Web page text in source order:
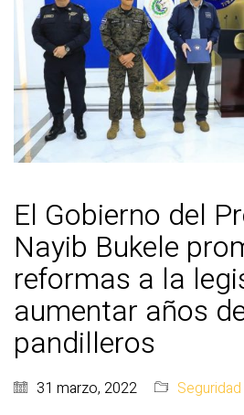
El Gobierno del
Nayib Bukele
reformas a la
aumentar años
pandilleros
31 marzo, 2022 Seguridad